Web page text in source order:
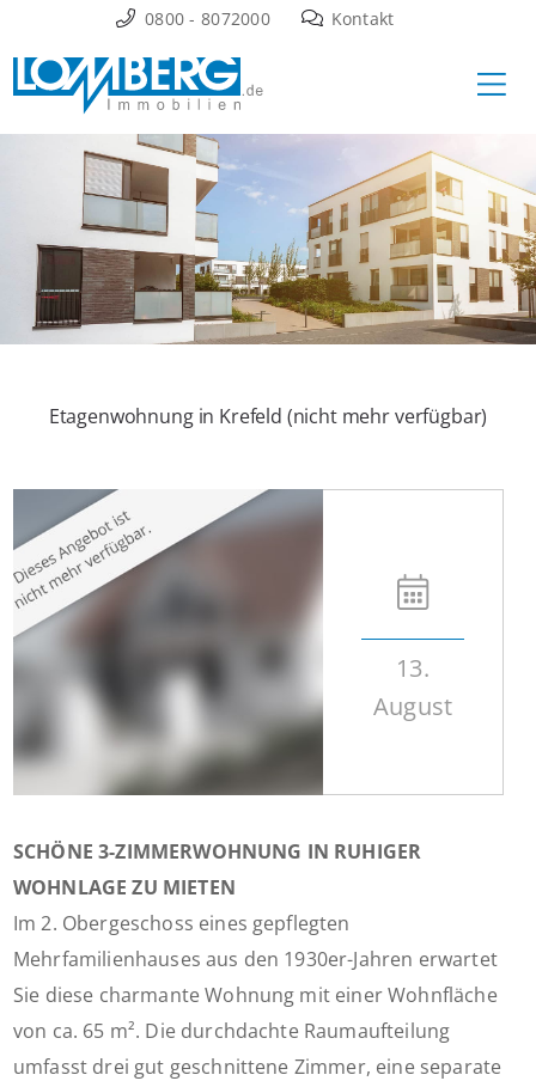
Inhalt
springen
0800 - 8072000 Kontakt
Etagenwohnung in Krefeld (nicht mehr verfügbar)
13.
August
SCHÖNE 3-ZIMMERWOHNUNG IN RUHIGER
WOHNLAGE ZU MIETEN
Im 2. Obergeschoss eines gepflegten
Mehrfamilienhauses aus den 1930er-Jahren erwartet
Sie diese charmante Wohnung mit einer Wohnfläche
von ca. 65 m². Die durchdachte Raumaufteilung
umfasst drei gut geschnittene Zimmer, eine separate